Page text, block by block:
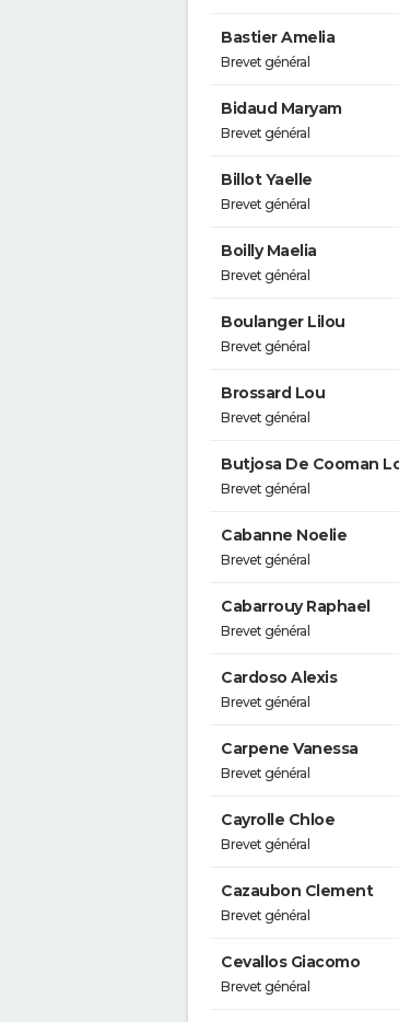
Bastier Amelia
Brevet général
Bidaud Maryam
Brevet général
Billot Yaelle
Brevet général
Boilly Maelia
Brevet général
Boulanger Lilou
Brevet général
Brossard Lou
Brevet général
Butjosa De Cooman
Brevet général
Cabanne Noelie
Brevet général
Cabarrouy Raphael
Brevet général
Cardoso Alexis
Brevet général
Carpene Vanessa
Brevet général
Cayrolle Chloe
Brevet général
Cazaubon Clement
Brevet général
Cevallos Giacomo
Brevet général